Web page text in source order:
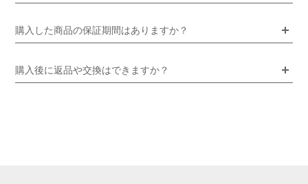
購入した商品の保証期間はありますか？
購入後に返品や交換はできますか？